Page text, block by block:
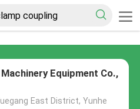
Equipment Co.,
East District, Yunhe